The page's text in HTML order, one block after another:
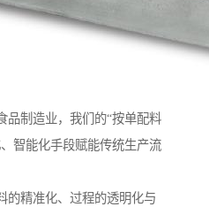
品制造业，我们的“按单配料
智能化手段赋能传统生产流
的精准化、过程的透明化与